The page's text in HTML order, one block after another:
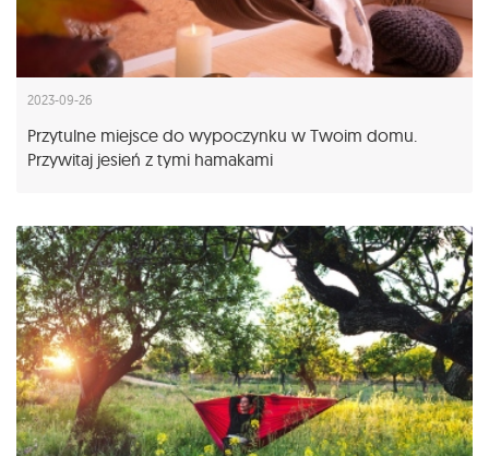
2023-09-26
Przytulne miejsce do wypoczynku w Twoim domu.
Przywitaj jesień z tymi hamakami